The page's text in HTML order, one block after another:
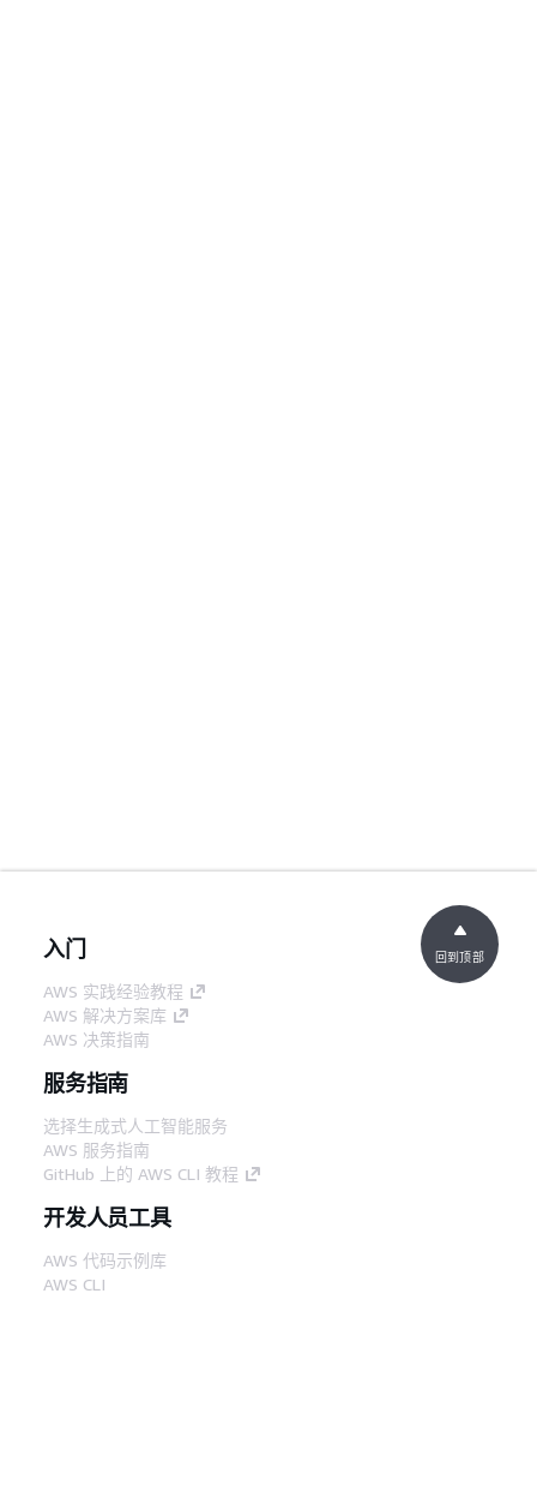
入门
AWS 实践经验教程
AWS 解决方案库
AWS 决策指南
服务指南
选择生成式人工智能服务
AWS 服务指南
GitHub 上的 AWS CLI 教程
开发人员工具
AWS 代码示例库
AWS CLI
回到顶部